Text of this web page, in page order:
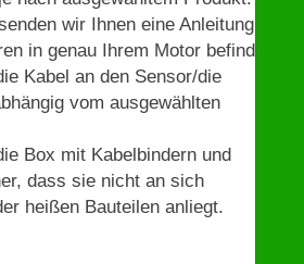
wir Ihnen eine Anleitung, wo
in genau Ihrem Motor befinden.
Kabel an den Sensor/die
vom ausgewählten
Box mit Kabelbindern und
dass sie nicht an sich
heißen Bauteilen anliegt.